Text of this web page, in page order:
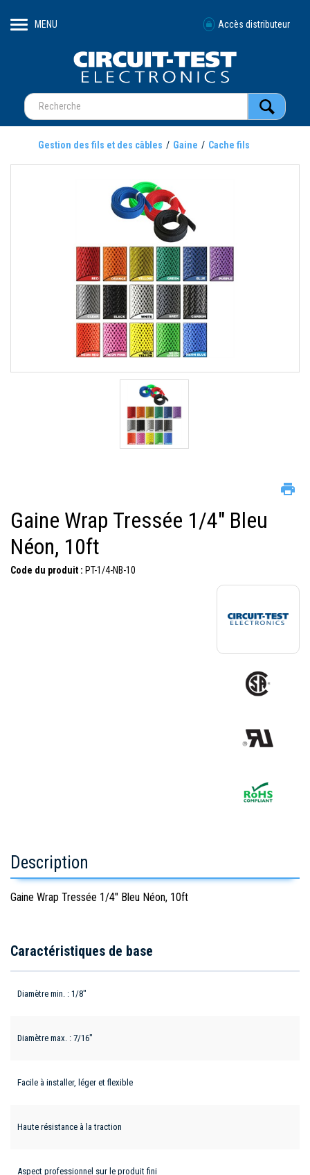
MENU Accès distributeur
Gestion des fils et des câbles Gaine Cache fils
Gaine Wrap Tressée 1/4" Bleu
Néon, 10ft
Code du produit : PT-1/4-NB-10
Description
Gaine Wrap Tressée 1/4" Bleu Néon, 10ft
Caractéristiques de base
Diamètre min. : 1/8"
Diamètre max. : 7/16"
Facile à installer, léger et flexible
Haute résistance à la traction
Aspect professionnel sur le produit fini